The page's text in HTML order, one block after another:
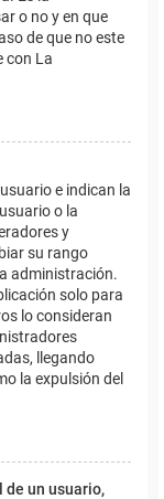
o no y en que
de que no este
con La
e indican la
o la
y
su rango
administración.
solo para
lo consideran
llegando
la expulsión del
de un usuario,